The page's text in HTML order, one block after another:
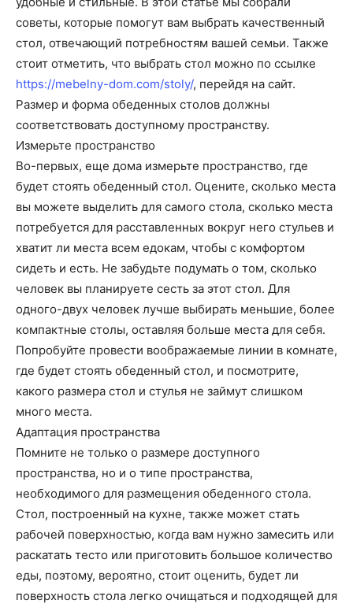
советы, которые помогут вам выбрать качественный
стол, отвечающий потребностям вашей семьи. Также
стоит отметить, что выбрать стол можно по ссылке
https://mebelny-dom.com/stoly/, перейдя на сайт.
Размер и форма обеденных столов должны
соответствовать доступному пространству.
Измерьте пространство
Во-первых, еще дома измерьте пространство, где
будет стоять обеденный стол. Оцените, сколько места
вы можете выделить для самого стола, сколько места
потребуется для расставленных вокруг него стульев и
хватит ли места всем едокам, чтобы с комфортом
сидеть и есть. Не забудьте подумать о том, сколько
человек вы планируете сесть за этот стол. Для
одного-двух человек лучше выбирать меньшие, более
компактные столы, оставляя больше места для себя.
Попробуйте провести воображаемые линии в комнате,
где будет стоять обеденный стол, и посмотрите,
какого размера стол и стулья не займут слишком
много места.
Адаптация пространства
Помните не только о размере доступного
пространства, но и о типе пространства,
необходимого для размещения обеденного стола.
Стол, построенный на кухне, также может стать
рабочей поверхностью, когда вам нужно замесить или
раскатать тесто или приготовить большое количество
еды, поэтому, вероятно, стоит оценить, будет ли
поверхность стола легко очищаться и подходящей для